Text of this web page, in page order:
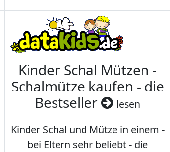
Kinder Schal Mützen -
Schalmütze kaufen - die
Bestseller
lesen
Kinder Schal und Mütze in einem -
bei Eltern sehr beliebt - die